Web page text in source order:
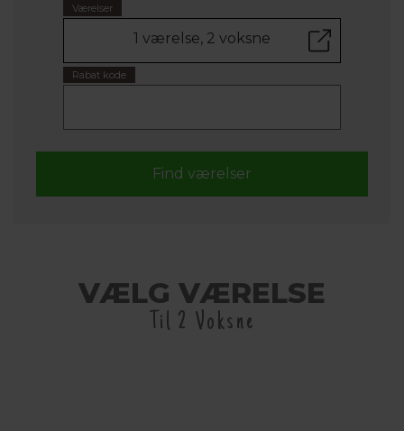
Værelser
1 værelse, 2 voksne
Rabat kode
VÆLG VÆRELSE
Til 2 Voksne